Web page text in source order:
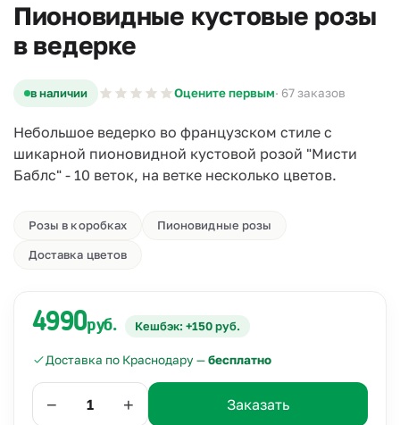
Пионовидные кустовые розы
в ведерке
в наличии Оцените первым· 67 заказов
Небольшое ведерко во французском стиле с
шикарной пионовидной кустовой розой "Мисти
Баблс" - 10 веток, на ветке несколько цветов.
Розы в коробках Пионовидные розы
Доставка цветов
4990руб. Кешбэк: +150 руб.
Доставка по Краснодару —бесплатно
− + Заказать